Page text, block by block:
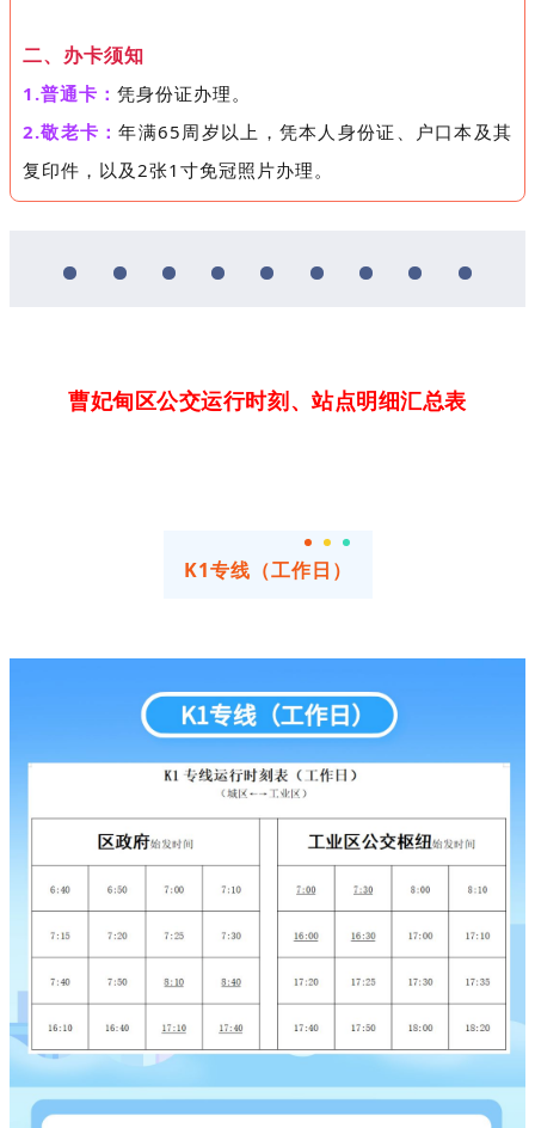
二、办卡须知
1.普通卡： 凭身份证办理。
2.敬老卡：年满65周岁以上，凭本人身份证、户口本及其
复印件，以及2张1寸免冠照片办理。
曹妃甸区公交运行时刻、站点明细汇总表
K1专线（工作日）